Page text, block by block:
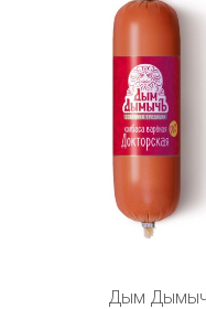
Дым Дымыч